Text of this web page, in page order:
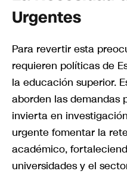
Urgentes
Para revertir esta
requieren políticas de
la educación superior.
aborden las demandas
invierta en
urgente fomentar la
académico,
universidades y el